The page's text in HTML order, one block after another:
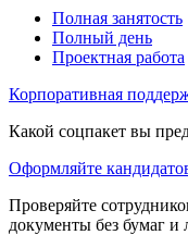
Полная занятость
Полный день
Проектная работа
Корпоративная
Какой соцпакет вы
Оформляйте
Проверяйте
документы без бумаг и